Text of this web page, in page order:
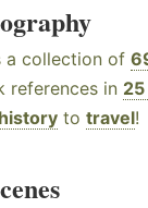
a collection of
references in
history to travel!